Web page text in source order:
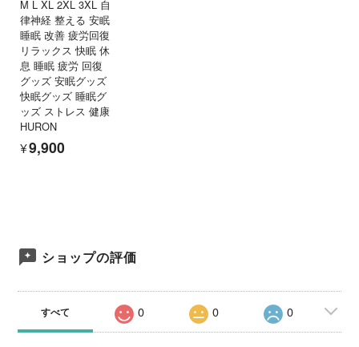
M L XL 2XL 3XL 自
律神経 整える 安眠
睡眠 改善 疲労回復
リラックス 快眠 休
息 睡眠 疲労 回復
グッズ 安眠グッズ
快眠グッズ 睡眠グ
ッズ ストレス 健康
HURON
¥9,900
ショップの評価
すべて 0 0 0